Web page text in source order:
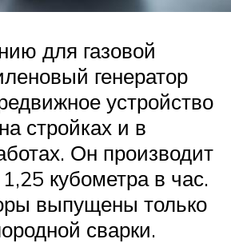
для газовой
генератор
устройство
стройках и в
Он производит
кубометра в час.
выпущены только
сварки.